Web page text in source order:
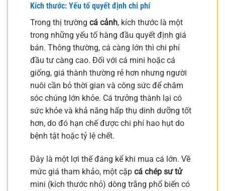
Kích thước: Yếu tố quyết định chi phí
Trong thị trường cá cảnh, kích thước là một
trong những yếu tố hàng đầu quyết định giá
bán. Thông thường, cá càng lớn thì chi phí
đầu tư càng cao. Đối với cá mini hoặc cá
giống, giá thành thường rẻ hơn nhưng người
nuôi cần bỏ thời gian và công sức để chăm
sóc chúng lớn khỏe. Cá trưởng thành lại có
sức khỏe và khả năng hấp thụ dinh dưỡng tốt
hơn, do đó hạn chế được chi phí hao hụt do
bệnh tật hoặc tỷ lệ chết.
Đây là một lợi thế đáng kể khi mua cá lớn. Về
mức giá tham khảo, một cặp cá chép sư tử
mini (kích thước nhỏ) dòng trắng phổ biến có